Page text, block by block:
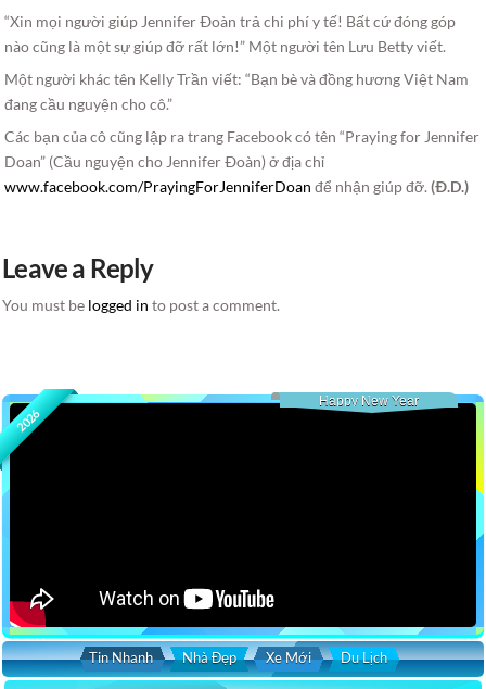
“Xin mọi người giúp Jennifer Ðoàn trả chi phí y tế! Bất cứ đóng góp
nào cũng là một sự giúp đỡ rất lớn!” Một người tên Lưu Betty viết.
Một người khác tên Kelly Trần viết: “Bạn bè và đồng hương Việt Nam
đang cầu nguyện cho cô.”
Các bạn của cô cũng lập ra trang Facebook có tên “Praying for Jennifer
Doan” (Cầu nguyện cho Jennifer Ðoàn) ở địa chỉ
www.facebook.com/PrayingForJenniferDoan để nhận giúp đỡ.(Ð.D.)
Leave a Reply
You must be logged in to post a comment.
2026
Happy New Year
Tin Nhanh Nhà Đẹp Xe Mới Du Lịch